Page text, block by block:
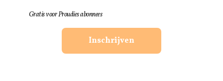
Gratis voor Proudies abonnees
Inschrijven